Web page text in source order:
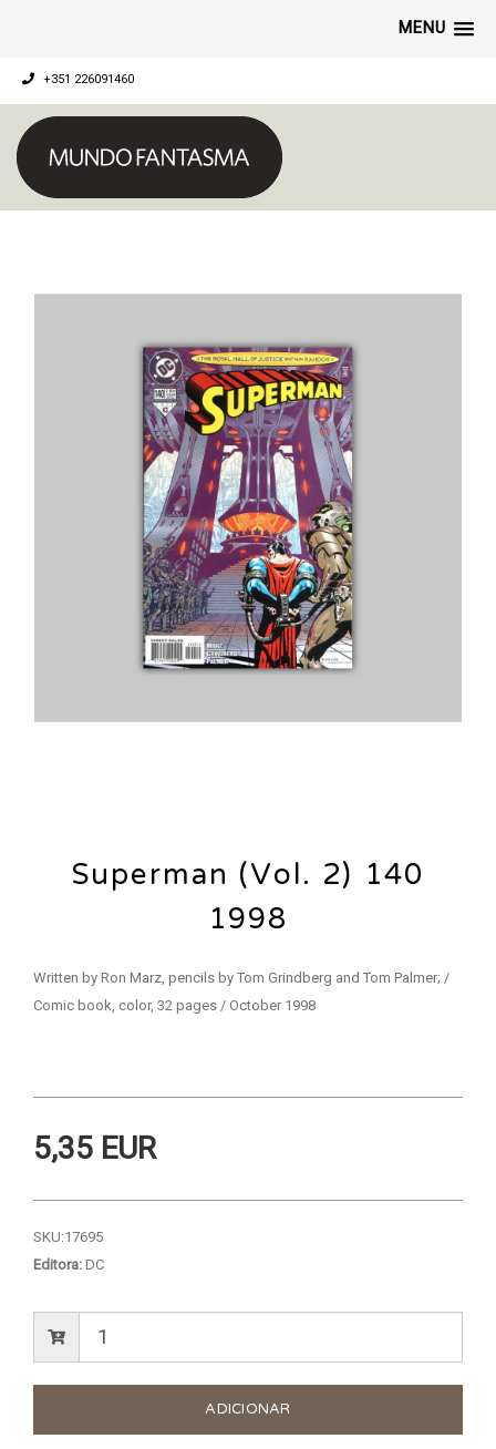
MENU
+351 226091460
Superman (Vol. 2) 140
1998
Written by Ron Marz, pencils by Tom Grindberg and Tom Palmer; /
Comic book, color, 32 pages / October 1998
5,35 EUR
SKU:17695
Editora: DC